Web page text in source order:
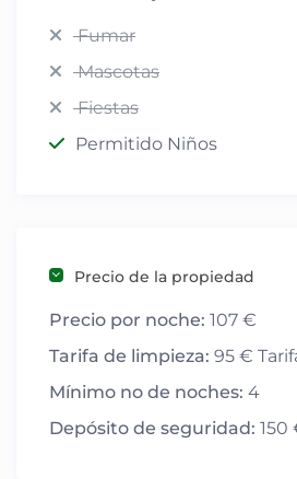
Fumar
Mascotas
Fiestas
Permitido Niños
Precio de la propiedad
Precio por noche: 107 €
Tarifa de limpieza: 95 €
Mínimo no de noches: 4
Depósito de seguridad: 150